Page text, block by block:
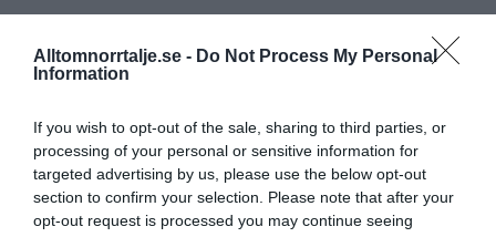
Alltomnorrtalje.se - Do Not Process My Personal
Information
If you wish to opt-out of the sale, sharing to third parties, or
processing of your personal or sensitive information for
targeted advertising by us, please use the below opt-out
section to confirm your selection. Please note that after your
opt-out request is processed you may continue seeing